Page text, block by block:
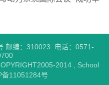
邮编：310023 电话：0571-
2014 , School
11051284号